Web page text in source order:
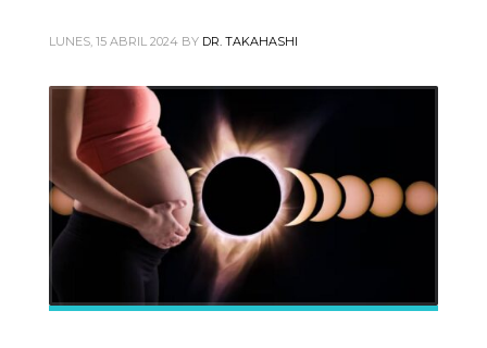
LUNES, 15 ABRIL 2024 BY DR. TAKAHASHI